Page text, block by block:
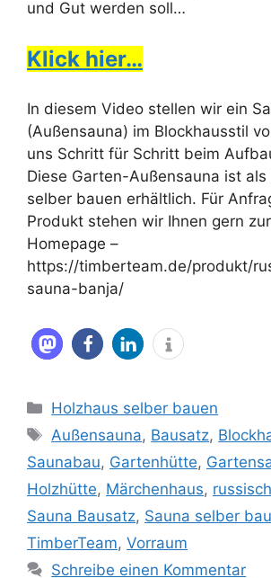
und Gut werden soll…
Klick hier…
In diesem Video stellen wir ein
(Außensauna) im Blockhausstil
uns Schritt für Schritt beim
Diese Garten-Außensauna ist als
selber bauen erhältlich. Für
Produkt stehen wir Ihnen gern
Homepage –
https://timberteam.de/produkt/
sauna-banja/
Kategorien
Holzhaus selber bauen
Schlagwörter
Außensauna, Bausatz,
Saunabau, Gartenhütte,
Holzhütte, Märchenhaus,
Sauna Bausatz, Sauna selber
TimberTeam, Vorraum
Schreibe einen Kommentar